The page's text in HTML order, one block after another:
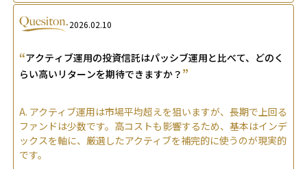
2026.02.10
“アクティブ運用の投資信託はパッシブ運用と比べて、どのく
らい高いリターンを期待できますか？ ”
A. アクティブ運用は市場平均超えを狙いますが、長期で上回る
ファンドは少数です。高コストも影響するため、基本はインデ
ックスを軸に、厳選したアクティブを補完的に使うのが現実的
です。